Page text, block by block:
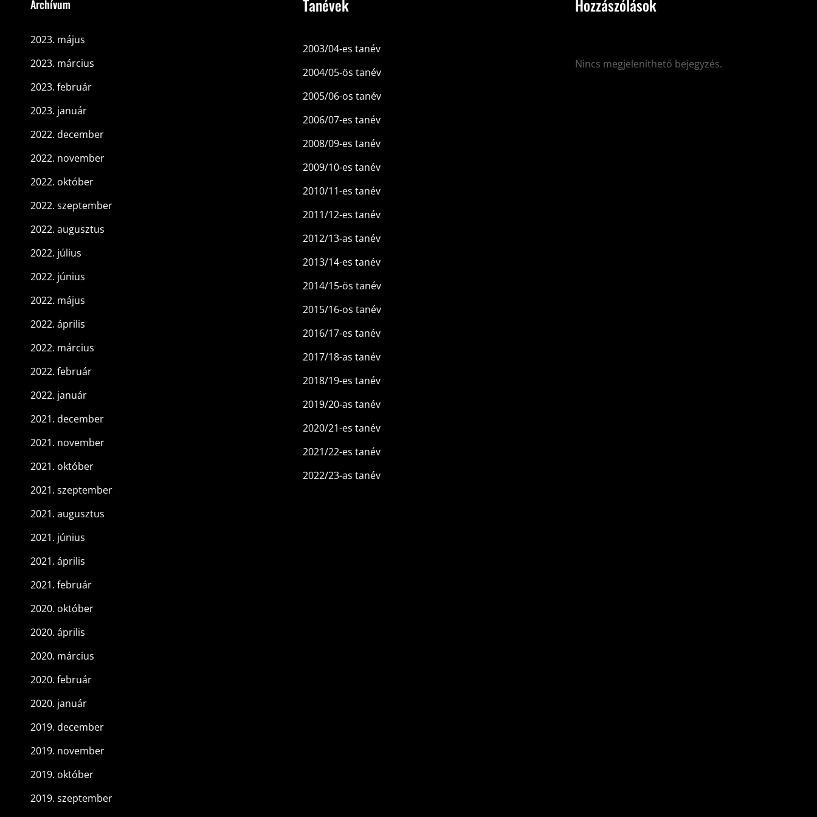
Archívum
2023. május
2023. március
2023. február
2023. január
2022. december
2022. november
2022. október
2022. szeptember
2022. augusztus
2022. július
2022. június
2022. május
2022. április
2022. március
2022. február
2022. január
2021. december
2021. november
2021. október
2021. szeptember
2021. augusztus
2021. június
2021. április
2021. február
2020. október
2020. április
2020. március
2020. február
2020. január
2019. december
2019. november
2019. október
2019. szeptember
Tanévek
2003/04-es tanév
2004/05-ös tanév
2005/06-os tanév
2006/07-es tanév
2008/09-es tanév
2009/10-es tanév
2010/11-es tanév
2011/12-es tanév
2012/13-as tanév
2013/14-es tanév
2014/15-ös tanév
2015/16-os tanév
2016/17-es tanév
2017/18-as tanév
2018/19-es tanév
2019/20-as tanév
2020/21-es tanév
2021/22-es tanév
2022/23-as tanév
Hozzászólások
Nincs megjeleníthető bejegyzés.